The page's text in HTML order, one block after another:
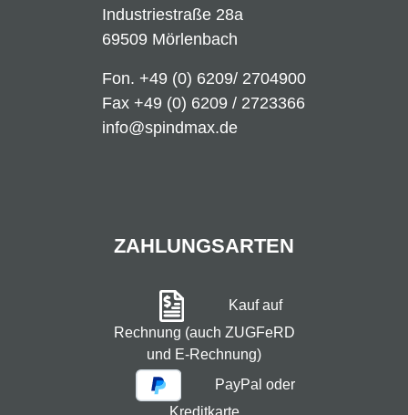
Industriestraße 28a
69509 Mörlenbach
Fon. +49 (0) 6209/ 2704900
Fax +49 (0) 6209 / 2723366
info@spindmax.de
ZAHLUNGSARTEN
Kauf auf
Rechnung (auch ZUGFeRD
und E-Rechnung)
PayPal oder
Kreditkarte